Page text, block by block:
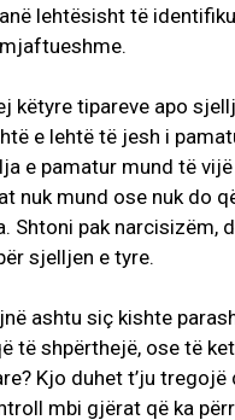
lehtësisht të
këtyre tipareve apo
e lehtë të jesh i
e pamatur mund të
nuk mund ose nuk do
Shtoni pak narcisizëm,
sjelljen e tyre.
ashtu siç kishte
të shpërthejë, ose të
Kjo duhet t’ju
mbi gjërat që ka